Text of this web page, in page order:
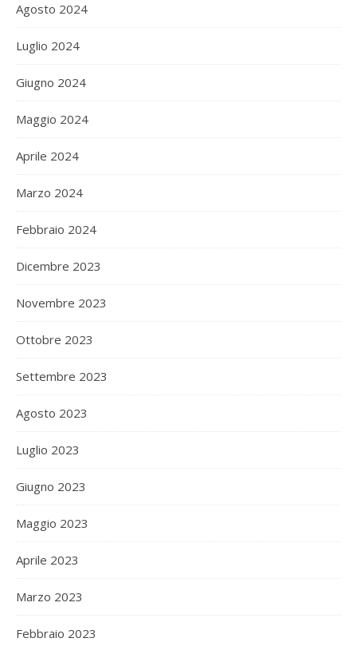
Agosto 2024
Luglio 2024
Giugno 2024
Maggio 2024
Aprile 2024
Marzo 2024
Febbraio 2024
Dicembre 2023
Novembre 2023
Ottobre 2023
Settembre 2023
Agosto 2023
Luglio 2023
Giugno 2023
Maggio 2023
Aprile 2023
Marzo 2023
Febbraio 2023